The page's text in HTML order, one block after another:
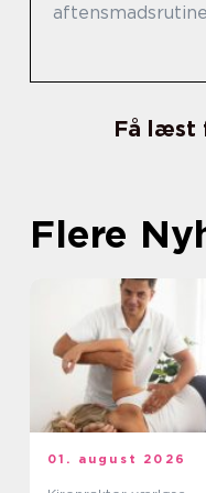
Få læst
Flere
01. august 2026